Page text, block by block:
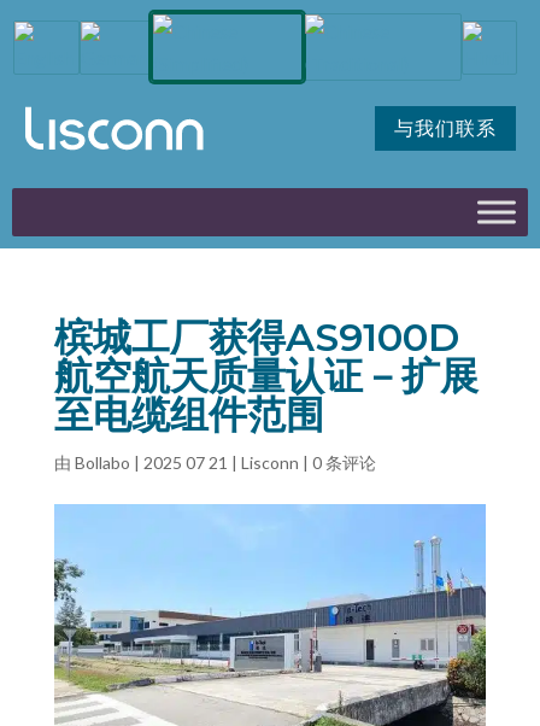
与我们联系
槟城工厂获得AS9100D
航空航天质量认证－扩展
至电缆组件范围
由 Bollabo 2025 07 21 Lisconn 0 条评论